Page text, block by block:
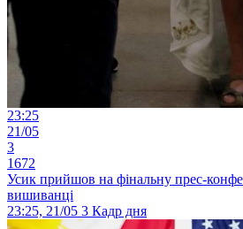
23:25
21/05
3
1672
Усик прийшов на фінальну прес-
вишиванці
23:25, 21/05 3 Кадр дня